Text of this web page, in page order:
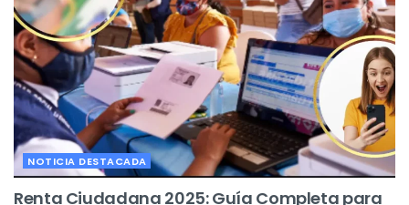
NOTICIA DESTACADA
Renta Ciudadana 2025: Guía Completa para